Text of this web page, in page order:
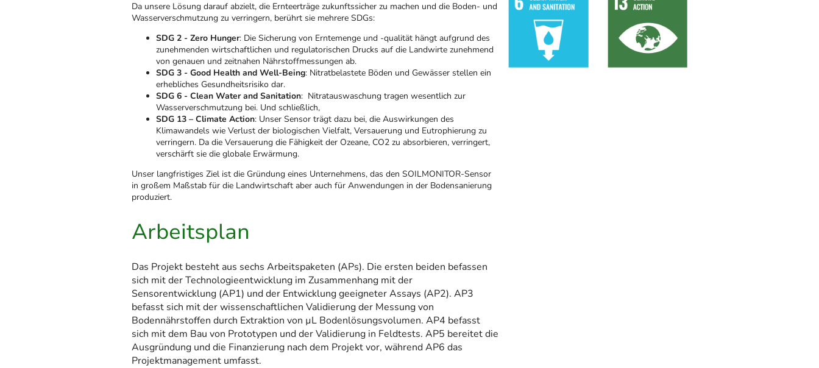
Da unsere Lösung darauf abzielt, die Ernteerträge zukunftssicher zu machen und die Boden- und
Wasserverschmutzung zu verringern, berührt sie mehrere SDGs:
SDG 2 - Zero Hunger: Die Sicherung von Erntemenge und -qualität hängt aufgrund des
zunehmenden wirtschaftlichen und regulatorischen Drucks auf die Landwirte zunehmend
von genauen und zeitnahen Nährstoffmessungen ab.
SDG 3 - Good Health and Well-Being: Nitratbelastete Böden und Gewässer stellen ein
erhebliches Gesundheitsrisiko dar.
SDG 6 - Clean Water and Sanitation: Nitratauswaschung tragen wesentlich zur
Wasserverschmutzung bei. Und schließlich,
SDG 13 – Climate Action: Unser Sensor trägt dazu bei, die Auswirkungen des
Klimawandels wie Verlust der biologischen Vielfalt, Versauerung und Eutrophierung zu
verringern. Da die Versauerung die Fähigkeit der Ozeane, CO2 zu absorbieren, verringert,
verschärft sie die globale Erwärmung.
Unser langfristiges Ziel ist die Gründung eines Unternehmens, das den SOILMONITOR-Sensor
in großem Maßstab für die Landwirtschaft aber auch für Anwendungen in der Bodensanierung
produziert.
Arbeitsplan
Das Projekt besteht aus sechs Arbeitspaketen (APs). Die ersten beiden befassen
sich mit der Technologieentwicklung im Zusammenhang mit der
Sensorentwicklung (AP1) und der Entwicklung geeigneter Assays (AP2). AP3
befasst sich mit der wissenschaftlichen Validierung der Messung von
Bodennährstoffen durch Extraktion von µL Bodenlösungsvolumen. AP4 befasst
sich mit dem Bau von Prototypen und der Validierung in Feldtests. AP5 bereitet die
Ausgründung und die Finanzierung nach dem Projekt vor, während AP6 das
Projektmanagement umfasst.